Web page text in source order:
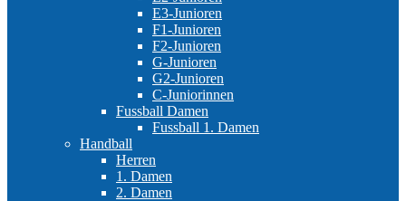
E3-Junioren
F1-Junioren
F2-Junioren
G-Junioren
G2-Junioren
C-Juniorinnen
Fussball Damen
Fussball 1. Damen
Handball
Herren
1. Damen
2. Damen